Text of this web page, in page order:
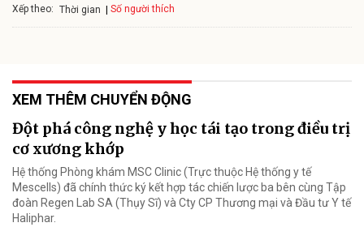
Xếp theo: Thời gian Số người thích
XEM THÊM CHUYỂN ĐỘNG
Đột phá công nghệ y học tái tạo trong điều trị
cơ xương khớp
Hệ thống Phòng khám MSC Clinic (Trực thuộc Hệ thống y tế
Mescells) đã chính thức ký kết hợp tác chiến lược ba bên cùng Tập
đoàn Regen Lab SA (Thụy Sĩ) và Cty CP Thương mại và Đầu tư Y tế
Haliphar.